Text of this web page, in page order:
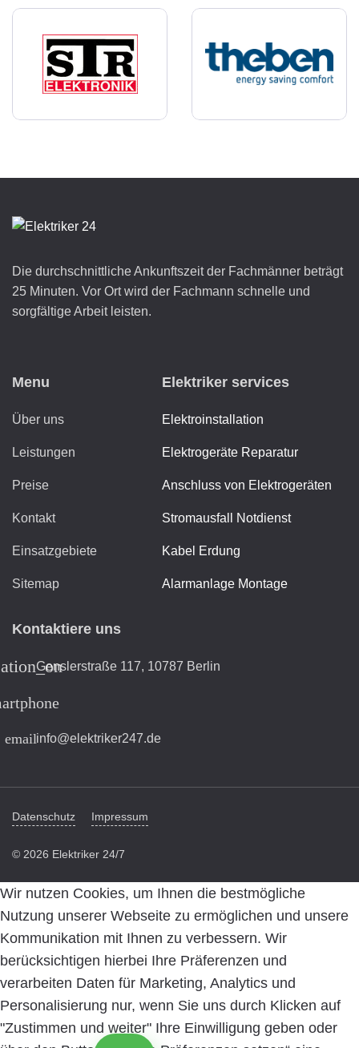
Die durchschnittliche Ankunftszeit der Fachmänner beträgt
25 Minuten. Vor Ort wird der Fachmann schnelle und
sorgfältige Arbeit leisten.
Menu
Über uns
Leistungen
Preise
Kontakt
Einsatzgebiete
Sitemap
Elektriker services
Elektroinstallation
Elektrogeräte Reparatur
Anschluss von Elektrogeräten
Stromausfall Notdienst
Kabel Erdung
Alarmanlage Montage
Kontaktiere uns
Genslerstraße 117, 10787 Berlin
emailinfo@elektriker247.de
Datenschutz Impressum
© 2026 Elektriker 24/7
Wir nutzen Cookies, um Ihnen die bestmögliche
Nutzung unserer Webseite zu ermöglichen und unsere
Kommunikation mit Ihnen zu verbessern. Wir
berücksichtigen hierbei Ihre Präferenzen und
verarbeiten Daten für Marketing, Analytics und
Personalisierung nur, wenn Sie uns durch Klicken auf
"Zustimmen und weiter" Ihre Einwilligung geben oder